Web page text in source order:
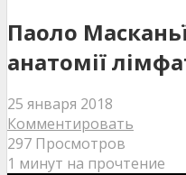
Паоло
анатомії
25 января 2018
Комментировать
297 Просмотров
1 минут на прочтение